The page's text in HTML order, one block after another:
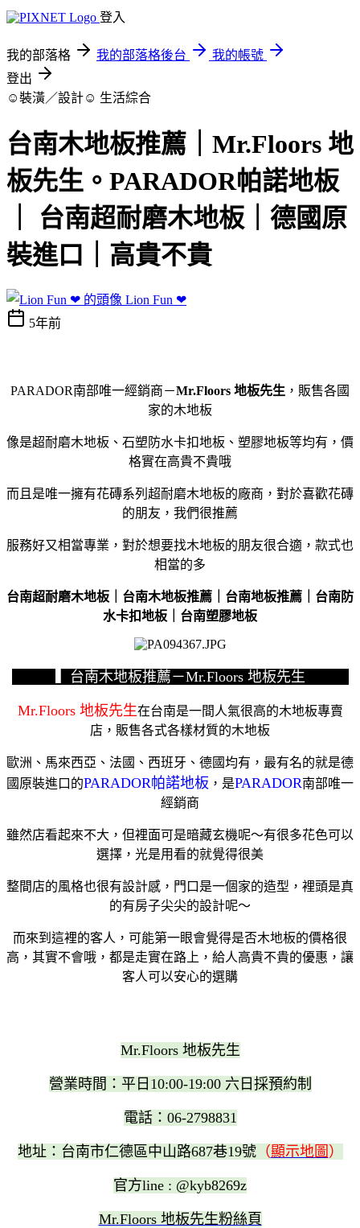
登入
我的部落格 我的部落格後台
我的帳號
登出
☺裝潢／設計☺ 生活綜合
台南木地板推薦｜Mr.Floors 地
板先生。PARADOR帕諾地板
｜ 台南超耐磨木地板｜德國原
裝進口｜高貴不貴
Lion Fun ❤
5年前
PARADOR南部唯一經銷商－Mr.Floors 地板先生 ，販售各國
家的木地板
像是超耐磨木地板、石塑防水卡扣地板、塑膠地板等均有，價
格實在高貴不貴哦
而且是唯一擁有花磚系列超耐磨木地板的廠商，對於喜歡花磚
的朋友，我們很推薦
服務好又相當專業，對於想要找木地板的朋友很合適，款式也
相當的多
台南超耐磨木地板｜台南木地板推薦｜台南地板推薦｜台南防
水卡扣地板｜台南塑膠地板
▍台南木地板推薦－Mr.Floors 地板先生
Mr.Floors 地板先生在台南是一間人氣很高的木地板專賣
店，販售各式各樣材質的木地板
歐洲、馬來西亞、法國、西班牙、德國均有，最有名的就是德
國原裝進口的PARADOR帕諾地板 ，是PARADOR南部唯一
經銷商
雖然店看起來不大，但裡面可是暗藏玄機呢～有很多花色可以
選擇，光是用看的就覺得很美
整間店的風格也很有設計感，門口是一個家的造型，裡頭是真
的有房子尖尖的設計呢～
而來到這裡的客人，可能第一眼會覺得是否木地板的價格很
高，其實不會哦，都是走實在路上，給人高貴不貴的優惠，讓
客人可以安心的選購
Mr.Floors 地板先生
營業時間：平日10:00-19:00 六日採預約制
電話：06-2798831
地址：台南市仁德區中山路687巷19號（顯示地圖 ）
官方line : @kyb8269z
Mr.Floors 地板先生粉絲頁